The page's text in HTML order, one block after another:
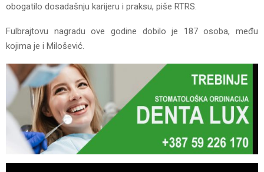
obogatilo dosadašnju karijeru i praksu, piše RTRS.
Fulbrajtovu nagradu ove godine dobilo je 187 osoba, među
kojima je i Milošević.